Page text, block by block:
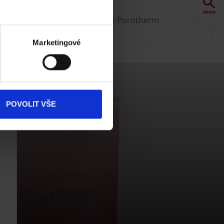
Marketingové
POVOLIT VŠE
ceny stropu + sleva na strop Porotherm.
Hledat